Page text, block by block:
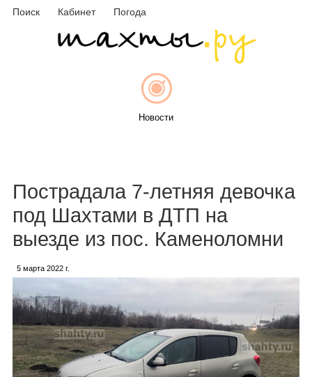
Поиск Кабинет Погода
Новости
Афиша
Каталог
Пострадала 7-летняя девочка
под Шахтами в ДТП на
выезде из пос. Каменоломни
5 марта 2022 г.